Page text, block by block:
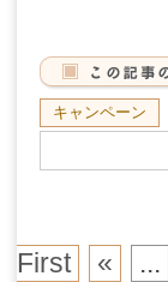
キャンペーン
First
« ...